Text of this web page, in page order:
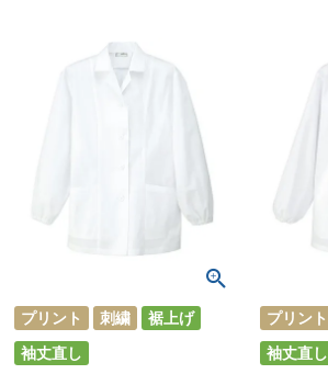
プリント 刺繍
裾上げ
袖丈直し
プリント
袖丈直し